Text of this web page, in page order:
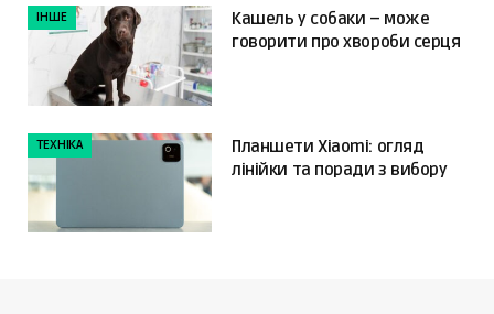
ІНШЕ
Кашель у собаки – може
говорити про хвороби серця
ТЕХНІКА
Планшети Xiaomi: огляд
лінійки та поради з вибору